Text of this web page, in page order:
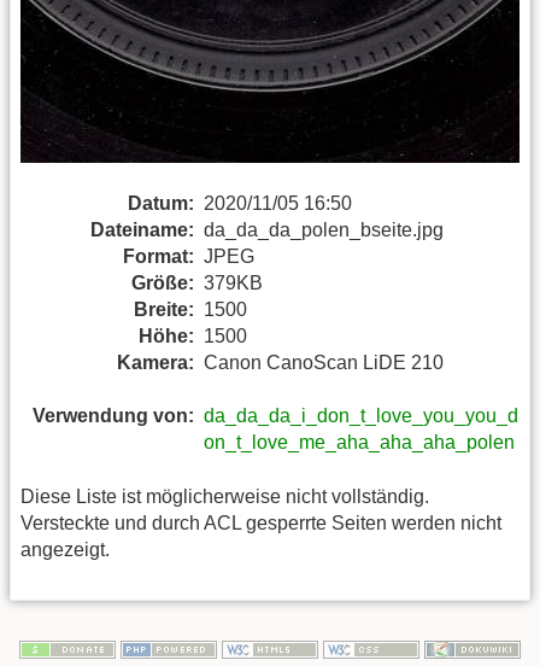
Datum: 2020/11/05 16:50
Dateiname: da_da_da_polen_bseite.jpg
Format: JPEG
Größe: 379KB
Breite: 1500
Höhe: 1500
Kamera: Canon CanoScan LiDE 210
Verwendung von: da_da_da_i_don_t_love_you_you_d
on_t_love_me_aha_aha_aha_polen
Diese Liste ist möglicherweise nicht vollständig.
Versteckte und durch ACL gesperrte Seiten werden nicht
angezeigt.